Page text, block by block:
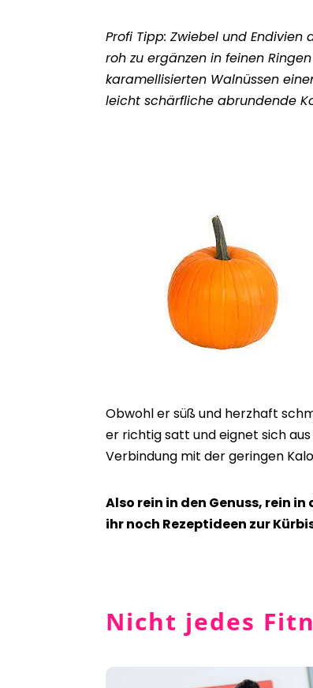
Profi Tipp: Zwiebel und Endivien
roh zu ergänzen in feinen
karamellisierten Walnüssen
leichtschärfliche abrundende
Obwohl er süß und herzhaft
er richtigsattund eignet sich
Verbindung mit der geringen
Also rein in den Genuss, rein
ihr noch Rezeptideen zur
Nicht jedes